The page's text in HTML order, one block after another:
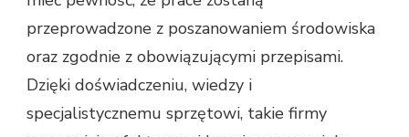
przeprowadzone z poszanowaniem środowiska
oraz zgodnie z obowiązującymi przepisami.
Dzięki doświadczeniu, wiedzy i
specjalistycznemu sprzętowi, takie firmy